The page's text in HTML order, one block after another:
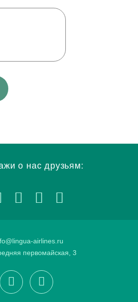
о нас друзьям:
airlines.ru
первомайская, 3